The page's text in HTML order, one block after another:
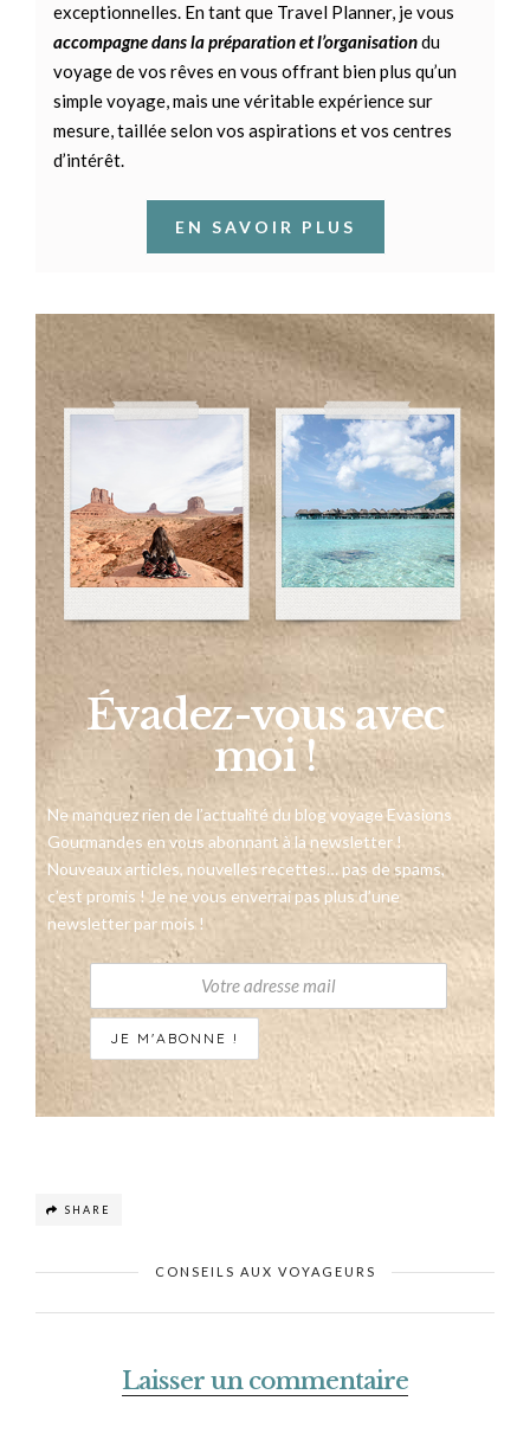
exceptionnelles. En tant que Travel Planner, je vous
accompagne dans la préparation et l’organisationdu
voyage de vos rêves en vous offrant bien plus qu’un
simple voyage, mais une véritable expérience sur
mesure, taillée selon vos aspirations et vos centres
d’intérêt.
EN SAVOIR PLUS
Évadez-vous avec
moi !
Ne manquez rien de l’actualité du blog voyage Evasions
Gourmandes en vous abonnant à la newsletter !
Nouveaux articles, nouvelles recettes… pas de spams,
c’est promis ! Je ne vous enverrai pas plus d’une
newsletter par mois !
SHARE
CONSEILS AUX VOYAGEURS
Laisser un commentaire